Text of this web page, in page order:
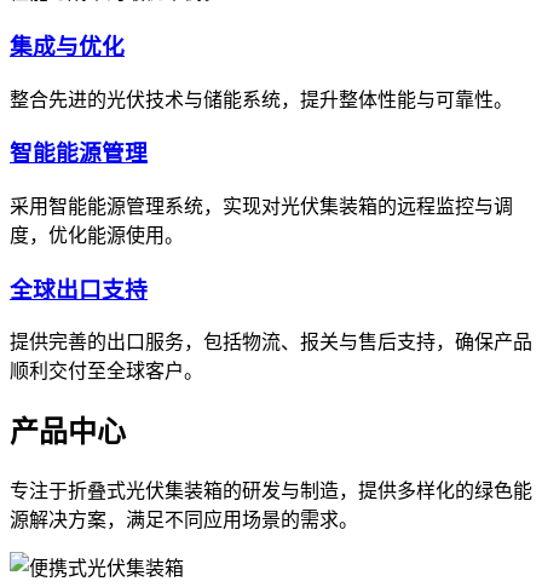
集成与优化
整合先进的光伏技术与储能系统，提升整体性能与可靠性。
智能能源管理
采用智能能源管理系统，实现对光伏集装箱的远程监控与调
度，优化能源使用。
全球出口支持
提供完善的出口服务，包括物流、报关与售后支持，确保产品
顺利交付至全球客户。
产品中心
专注于折叠式光伏集装箱的研发与制造，提供多样化的绿色能
源解决方案，满足不同应用场景的需求。